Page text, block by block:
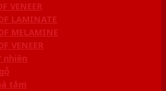
VENEER
LAMINATE
MELAMINE
VENEER
nhiên
tắm